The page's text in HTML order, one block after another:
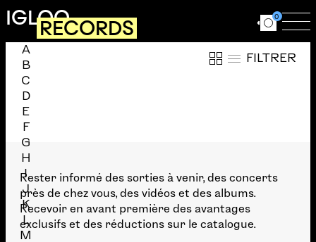
Aller au contenu principal
IGLOORECORDS Ouvrir le
0
Liste des artistes commençant par la lettre
Trier la liste des artistes en cliquant sur une lettre de
A
B
C
D
E
F
G
H
I
J
K
L
M
FILTRER
Rester informé des sorties à venir, des concerts
près de chez vous, des vidéos et des albums.
Recevoir en avant première des avantages
exclusifs et des réductions sur le catalogue.